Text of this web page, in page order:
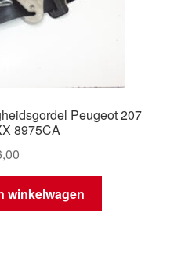
Peugeot 207
8975CA
winkelwagen